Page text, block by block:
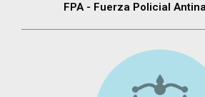
FPA - Fuerza Policial